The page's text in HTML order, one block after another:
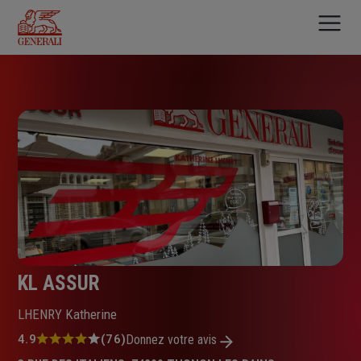
contenu
principal
KL ASSUR
LHENRY Katherine
Note
4.9 (76)Donnez votre avis